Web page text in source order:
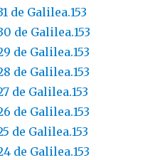
de Galilea.153
de Galilea.153
de Galilea.153
de Galilea.153
de Galilea.153
de Galilea.153
de Galilea.153
de Galilea.153